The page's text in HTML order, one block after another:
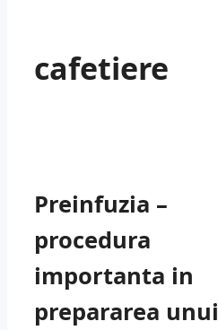
cafetiere
Preinfuzia –
procedura
importanta in
prepararea unui